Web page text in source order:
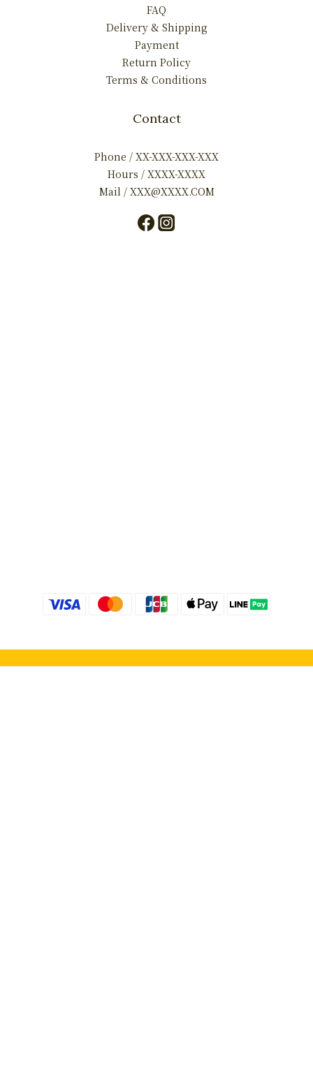
FAQ
Delivery & Shipping
Payment
Return Policy
Terms & Conditions
Contact
Phone / XX-XXX-XXX-XXX
Hours / XXXX-XXXX
Mail / XXX@XXXX.COM